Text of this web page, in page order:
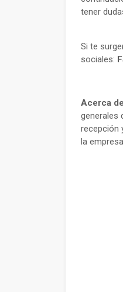
tener
Si te
sociales:
Acerca
generales
recepción
la